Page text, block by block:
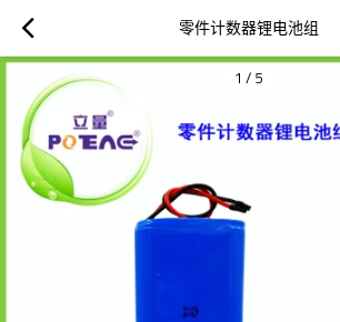
零件计数器锂电池组
1 / 5